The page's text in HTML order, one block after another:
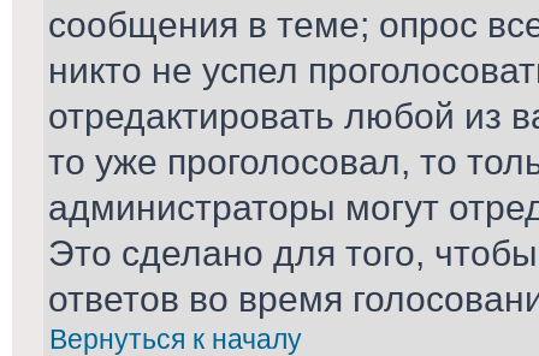
сообщения в теме; опрос
никто не успел
отредактировать любой из
то уже проголосовал, то
администраторы могут
Это сделано для того,
ответов во время
Вернуться к началу